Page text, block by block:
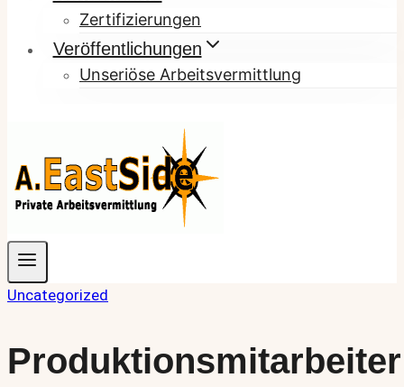
Zertifizierungen
Veröffentlichungen
Unseriöse Arbeitsvermittlung
Uncategorized
Produktionsmitarbeiter